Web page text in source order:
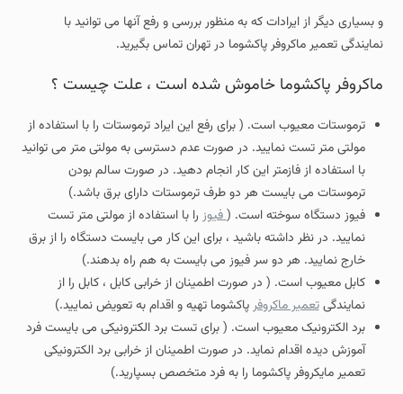
و بسیاری دیگر از ایرادات که به منظور بررسی و رفع آنها می توانید با
نمایندگی تعمیر ماکروفر پاکشوما در تهران تماس بگیرید.
ماکروفر پاکشوما خاموش شده است ، علت چیست ؟
ترموستات معیوب است. ( برای رفع این ایراد ترموستات را با استفاده از
مولتی متر تست نمایید. در صورت عدم دسترسی به مولتی متر می توانید
با استفاده از فازمتر این کار انجام دهید. در صورت سالم بودن
ترموستات می بایست هر دو طرف ترموستات دارای برق باشد.)
فیوز دستگاه سوخته است. (فیوز را با استفاده از مولتی متر تست
نمایید. در نظر داشته باشید ، برای این کار می بایست دستگاه را از برق
خارج نمایید. هر دو سر فیوز می بایست به هم راه بدهند.)
کابل معیوب است. ( در صورت اطمینان از خرابی کابل ، کابل را از
نمایندگیتعمیر ماکروفرپاکشوما تهیه و اقدام به تعویض نمایید.)
برد الکترونیک معیوب است. ( برای تست برد الکترونیکی می بایست فرد
آموزش دیده اقدام نماید. در صورت اطمینان از خرابی برد الکترونیکی
تعمیر مایکروفر پاکشوما را به فرد متخصص بسپارید.)